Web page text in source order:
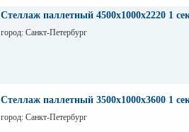
Стеллаж паллетный 4500х1000х2220 1
город: Санкт-Петербург
Стеллаж паллетный 3500х1000х3600 1
город: Санкт-Петербург